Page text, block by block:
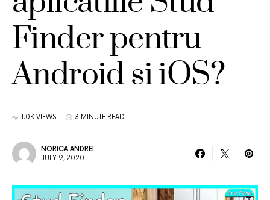
Finder pentru
Android si iOS?
1.0K VIEWS 3 MINUTE READ
NORICA ANDREI
JULY 9, 2020